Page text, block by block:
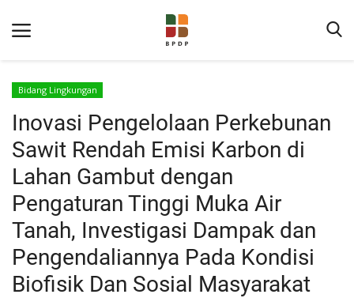
Home
Tentang BPDP
Informasi Publik
Bidang Lingkungan
Inovasi Pengelolaan Perkebunan
Sawit Rendah Emisi Karbon di
Lahan Gambut dengan
Pengaturan Tinggi Muka Air
Tanah, Investigasi Dampak dan
Pengendaliannya Pada Kondisi
Biofisik Dan Sosial Masyarakat